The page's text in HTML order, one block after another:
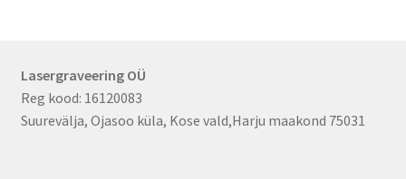
Lasergraveering OÜ
Reg kood: 16120083
Suurevälja, Ojasoo küla, Kose vald,Harju maakond 75031